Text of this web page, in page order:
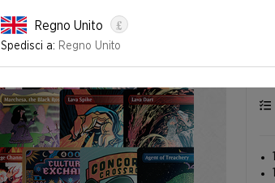
Regno Unito £
Spedisci a: Regno Unito